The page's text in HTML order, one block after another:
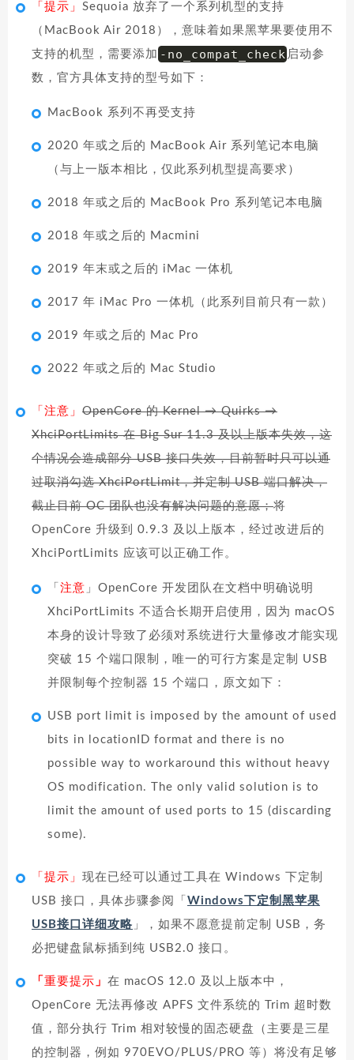
「提示」 Sequoia 放弃了一个系列机型的支持
（MacBook Air 2018），意味着如果黑苹果要使用不
支持的机型，需要添加 -no_compat_check 启动参
数，官方具体支持的型号如下：
MacBook 系列不再受支持
2020 年或之后的 MacBook Air 系列笔记本电脑
（与上一版本相比，仅此系列机型提高要求）
2018 年或之后的 MacBook Pro 系列笔记本电脑
2018 年或之后的 Macmini
2019 年末或之后的 iMac 一体机
2017 年 iMac Pro 一体机（此系列目前只有一款）
2019 年或之后的 Mac Pro
2022 年或之后的 Mac Studio
「注意」 OpenCore 的 Kernel → Quirks →
XhciPortLimits 在 Big Sur 11.3 及以上版本失效，这
个情况会造成部分 USB 接口失效，目前暂时只可以通
过取消勾选 XhciPortLimit，并定制 USB 端口解决，
截止目前 OC 团队也没有解决问题的意愿；将
OpenCore 升级到 0.9.3 及以上版本，经过改进后的
XhciPortLimits 应该可以正确工作。
「 注意 」OpenCore 开发团队在文档中明确说明
XhciPortLimits 不适合长期开启使用，因为 macOS
本身的设计导致了必须对系统进行大量修改才能实现
突破 15 个端口限制，唯一的可行方案是定制 USB
并限制每个控制器 15 个端口，原文如下：
USB port limit is imposed by the amount of used
bits in locationID format and there is no
possible way to workaround this without heavy
OS modification. The only valid solution is to
limit the amount of used ports to 15 (discarding
some).
「提示」 现在已经可以通过工具在 Windows 下定制
USB 接口，具体步骤参阅「 Windows下定制黑苹果
USB接口详细攻略 」，如果不愿意提前定制 USB，务
必把键盘鼠标插到纯 USB2.0 接口。
「 重要提示 」 在 macOS 12.0 及以上版本中，
OpenCore 无法再修改 APFS 文件系统的 Trim 超时数
值，部分执行 Trim 相对较慢的固态硬盘（主要是三星
的控制器，例如 970EVO/PLUS/PRO 等）将没有足够